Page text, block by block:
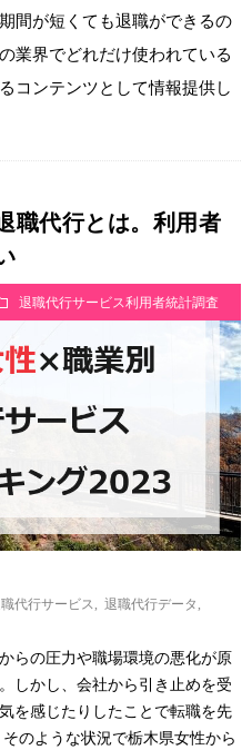
間が短くても退職ができるの
業界でどれだけ使われている
コンテンツとして情報提供し
職代行とは。利用者
退職代行サービス利用者統計調査
代行サービス 退職代行データ
らの圧力や職場環境の悪化が原
しかし、会社から引き止めを受
を感じたりしたことで転職を先
のような状況で栃木県女性から